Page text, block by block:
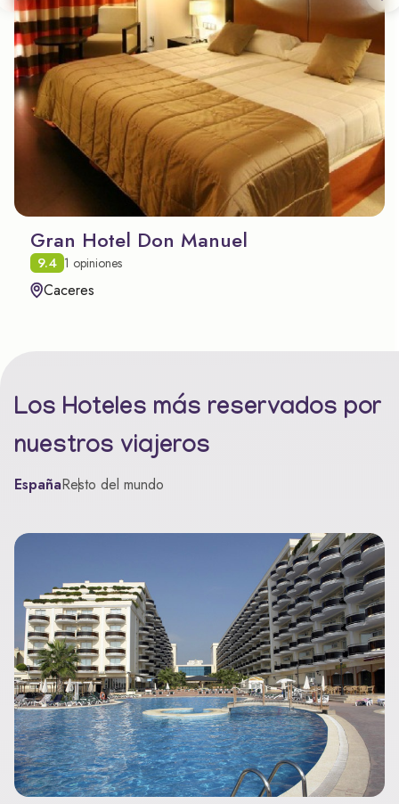
Gran Hotel Don Manuel
9.4 1 opiniones
Caceres
Los Hoteles más reservados por
nuestros viajeros
EspañaResto del mundo